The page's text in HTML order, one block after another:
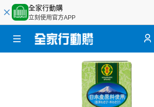
全家行動購
立刻使用官方APP